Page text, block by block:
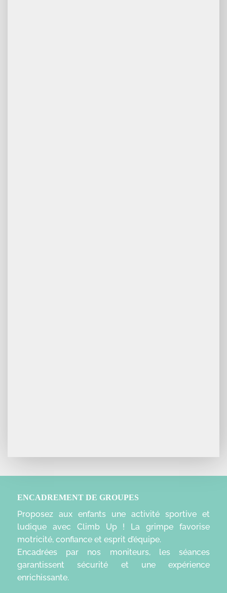
ENCADREMENT DE GROUPES
Proposez aux enfants une activité sportive et
ludique avec Climb Up ! La grimpe favorise
motricité, confiance et esprit d’équipe.
Encadrées par nos moniteurs, les séances
garantissent sécurité et une expérience
enrichissante.